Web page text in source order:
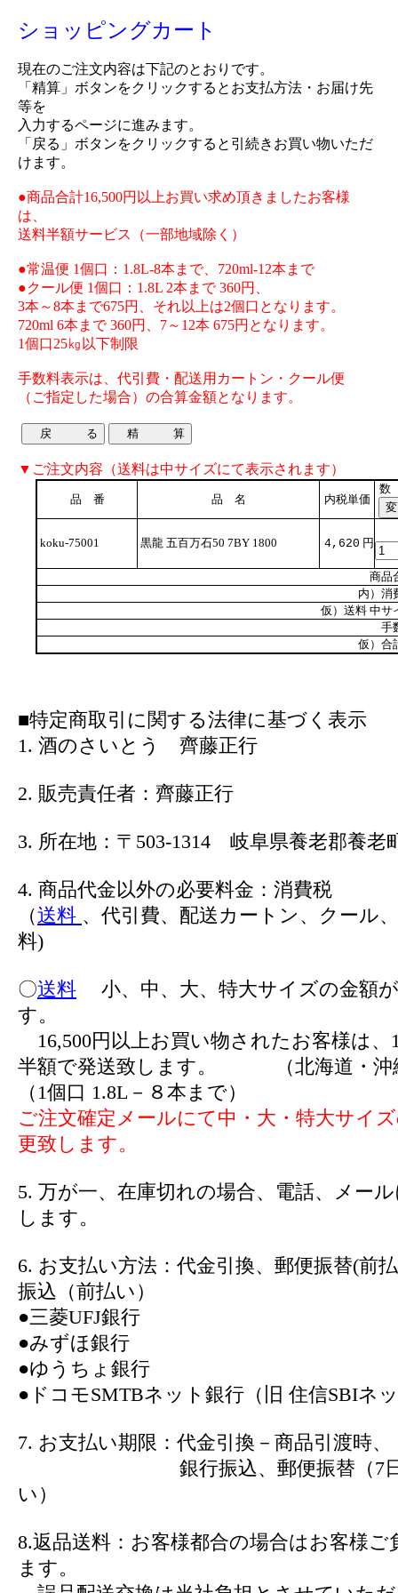
ショッピングカート
現在のご注文内容は下記のとおりです。
「精算」ボタンをクリックするとお支払方法・お届け先
等を
入力するページに進みます。
「戻る」ボタンをクリックすると引続きお買い物いただ
けます。
●商品合計16,500円以上お買い求め頂きましたお客様
は、
送料半額サービス（一部地域除く）
●常温便 1個口：1.8L-8本まで、720ml-12本まで
●クール便 1個口：1.8L 2本まで 360円、
3本～8本まで675円、それ以上は2個口となります。
720ml 6本まで 360円、7～12本 675円となります。
1個口25㎏以下制限
手数料表示は、代引費・配送用カートン・クール便
（ご指定した場合）の合算金額となります。
▼ご注文内容（送料は中サイズにて表示されます）
品 番 品 名 内税単価
数
koku-75001 黒龍 五百万石50 7BY 1800 4,620 円
商品
内）消
仮）送料 中サ
手
仮）合
■特定商取引に関する法律に基づく表示
1. 酒のさいとう 齊藤正行
2. 販売責任者：齊藤正行
3. 所在地：〒503-1314 岐阜県養老郡養老
4. 商品代金以外の必要料金：消費税
（送料 、代引費、配送カートン、クール
料)
〇送料 小、中、大、特大サイズの金額
す。
16,500円以上お買い物されたお客様は、
半額で発送致します。 （北海道・沖
（1個口 1.8L－８本まで）
ご注文確定メールにて中・大・特大サイ
更致します。
5. 万が一、在庫切れの場合、電話、メー
します。
6. お支払い方法：代金引換、郵便振替(前
振込（前払い）
●三菱UFJ銀行
●みずほ銀行
●ゆうちょ銀行
●ドコモSMTBネット銀行（旧 住信SBIネ
7. お支払い期限：代金引換－商品引渡時、
銀行振込、郵便振替（7日
い）
8.返品送料：お客様都合の場合はお客様ご
ます。